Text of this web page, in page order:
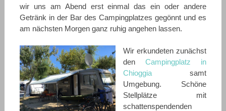
wir uns am Abend erst einmal das ein oder andere
Getränk in der Bar des Campingplatzes gegönnt und es
am nächsten Morgen ganz ruhig angehen lassen.
Wir erkundeten zunächst
den Campingplatz in
Chioggiasamt
Umgebung. Schöne
Stellplätze mit
schattenspendenden